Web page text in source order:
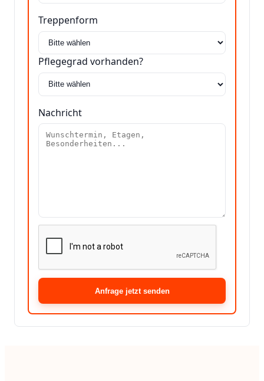
Treppenform
Pflegegrad vorhanden?
Nachricht
Anfrage jetzt senden